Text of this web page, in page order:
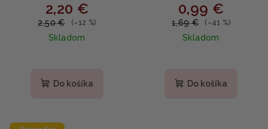
Rozjasňujúca plátenná
maska so zelenou
mandarínkou a
niacínamidom 22ml
2,20 €
2,50 € (–12 %)
Skladom
Do košíka
Spevňujúca plátenná
maska s granátovým
jablkom 19g
0,99 €
1,69 € (–41 %)
Skladom
Do košíka